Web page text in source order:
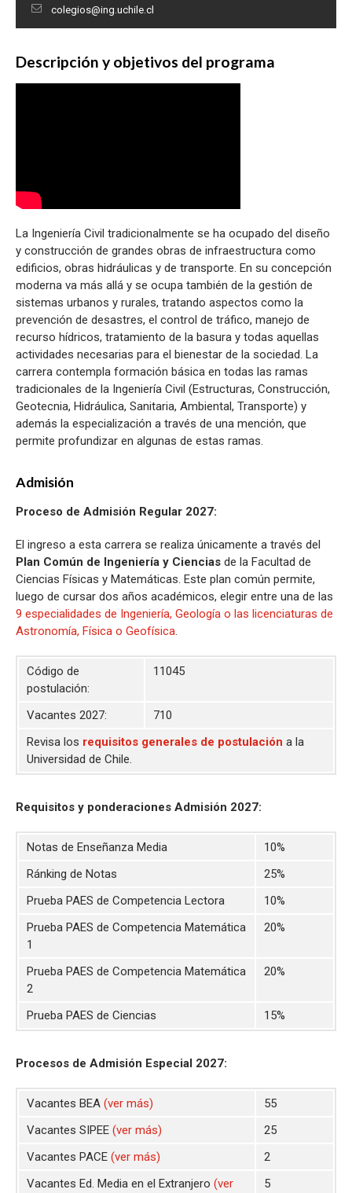
colegios@ing.uchile.cl
Descripción y objetivos del programa
La Ingeniería Civil tradicionalmente se ha ocupado del diseño
y construcción de grandes obras de infraestructura como
edificios, obras hidráulicas y de transporte. En su concepción
moderna va más allá y se ocupa también de la gestión de
sistemas urbanos y rurales, tratando aspectos como la
prevención de desastres, el control de tráfico, manejo de
recurso hídricos, tratamiento de la basura y todas aquellas
actividades necesarias para el bienestar de la sociedad. La
carrera contempla formación básica en todas las ramas
tradicionales de la Ingeniería Civil (Estructuras, Construcción,
Geotecnia, Hidráulica, Sanitaria, Ambiental, Transporte) y
además la especialización a través de una mención, que
permite profundizar en algunas de estas ramas.
Admisión
Proceso de Admisión Regular 2027:
El ingreso a esta carrera se realiza únicamente a través del
Plan Común de Ingeniería y Ciencias de la Facultad de
Ciencias Físicas y Matemáticas. Este plan común permite,
luego de cursar dos años académicos, elegir entre una de las
9 especialidades de Ingeniería, Geología o las licenciaturas de
Astronomía, Física o Geofísica.
Código de
postulación:
11045
Vacantes 2027:
710
Revisa los requisitos generales de postulación a la
Universidad de Chile.
Requisitos y ponderaciones Admisión 2027:
Notas de Enseñanza Media
10%
Ránking de Notas
25%
Prueba PAES de Competencia Lectora
10%
Prueba PAES de Competencia Matemática
1
20%
Prueba PAES de Competencia Matemática
2
20%
Prueba PAES de Ciencias 15%
Procesos de Admisión Especial 2027:
Vacantes BEA (ver más)
55
Vacantes SIPEE (ver más)
25
Vacantes PACE (ver más)
2
Vacantes Ed. Media en el Extranjero (ver
5